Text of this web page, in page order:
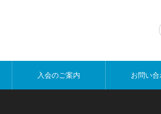
入会のご案内 お問い